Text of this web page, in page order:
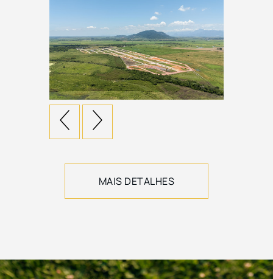
MAIS DETALHES